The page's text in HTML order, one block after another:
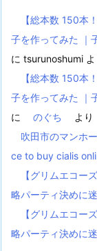
【総本数 150本
子を作ってみた ｜
に tsurunoshumi
【総本数 150本
子を作ってみた ｜
に
のぐち
より
吹田市のマンホ
ce to buy cialis
【グリムエコー
略パーティ決めに
【グリムエコー
略パーティ決めに